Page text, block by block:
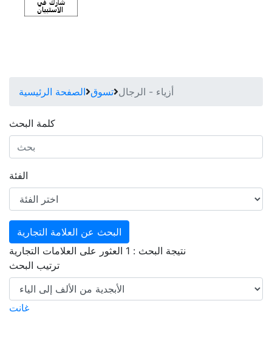
الصفحة الرئيسية تسوق أزياء - الرجال
كلمة البحث
الفئة
نتيجة البحث : 1 العثور على العلامات التجارية
ترتيب البحث
غانت